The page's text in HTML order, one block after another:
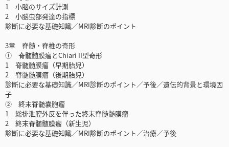
1 小脳のサイズ計測
2 小脳虫部発達の指標
診断に必要な基礎知識／MRI診断のポイント
3章 脊髄・脊椎の奇形
① 脊髄髄膜瘤とChiari II型奇形
1 脊髄髄膜瘤（早期胎児）
2 脊髄髄膜瘤（後期胎児）
診断に必要な基礎知識／MRI診断のポイント／予後／遺伝的背景と環境因
子
② 終末脊髄嚢胞瘤
1 総排泄腔外反を伴った終末脊髄髄膜瘤
2 終末脊髄髄膜瘤（新生児）
診断に必要な基礎知識／MRI診断のポイント／治療／予後